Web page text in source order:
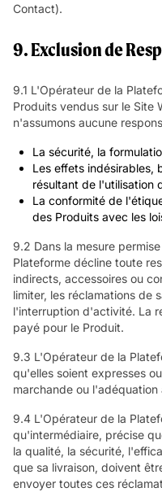
Contact).
9. Exclusion de
9.1 L'Opérateur de la
Produits vendus sur le Site
n'assumons aucune
La sécurité, la
Les effets indésirables,
résultant de l'utilisation
La conformité de
des Produits avec les
9.2 Dans la mesure
Plateforme décline toute
indirects, accessoires ou
limiter, les réclamations de
l'interruption d'activité. La
payé pour le Produit.
9.3 L'Opérateur de la
qu'elles soient expresses
marchande ou l'adéquation
9.4 L'Opérateur de la
qu'intermédiaire, précise
la qualité, la sécurité,
que sa livraison, doivent
envoyer toutes ces